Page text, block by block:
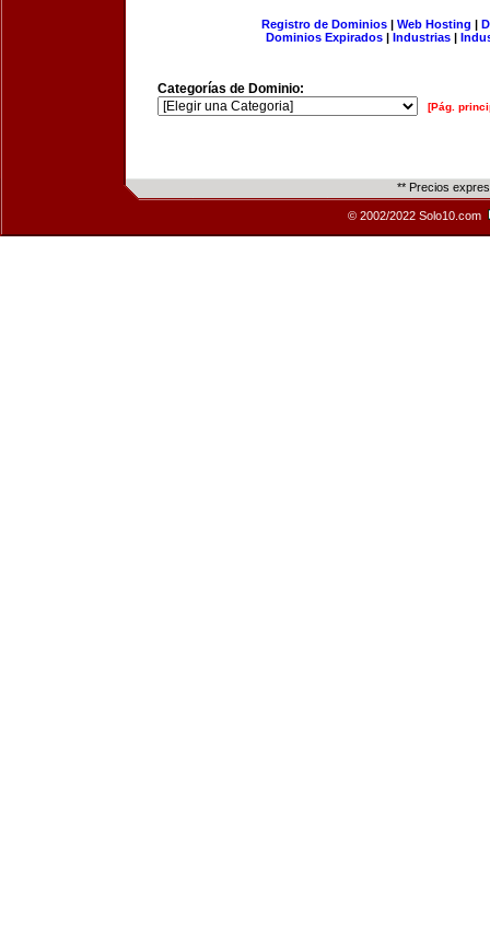
Registro de Dominios| Web Hosting |
Dominios Expirados | Industrias |
Categorías de Dominio:
[Pág.
** Precios
© 2002/2022 Solo10.com